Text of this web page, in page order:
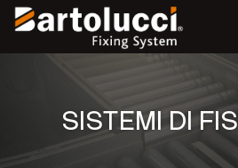
SISTEMI DI